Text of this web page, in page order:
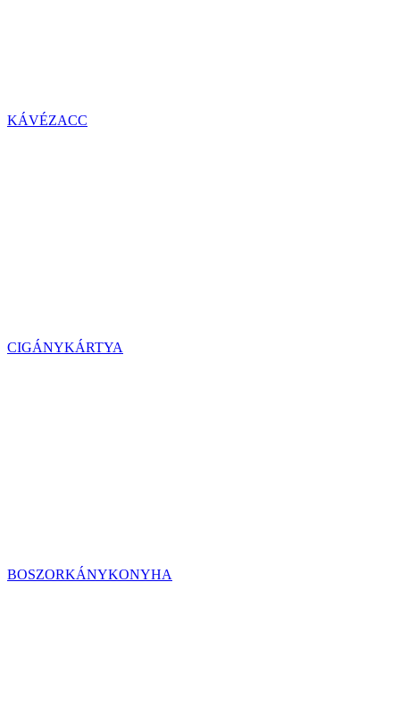
KÁVÉZACC
CIGÁNYKÁRTYA
BOSZORKÁNYKONYHA